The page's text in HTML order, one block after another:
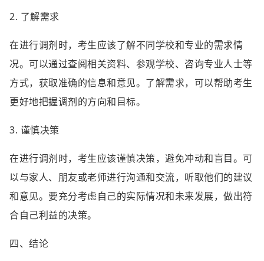
2. 了解需求
在进行调剂时，考生应该了解不同学校和专业的需求情
况。可以通过查阅相关资料、参观学校、咨询专业人士等
方式，获取准确的信息和意见。了解需求，可以帮助考生
更好地把握调剂的方向和目标。
3. 谨慎决策
在进行调剂时，考生应该谨慎决策，避免冲动和盲目。可
以与家人、朋友或老师进行沟通和交流，听取他们的建议
和意见。要充分考虑自己的实际情况和未来发展，做出符
合自己利益的决策。
四、结论